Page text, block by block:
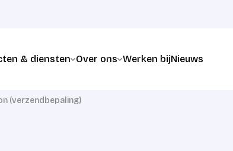
& diensten Over ons Werken bijNieuws
(verzendbepaling)